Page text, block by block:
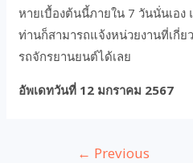
หายเบื้องต้นนี้ภายใน 7 วันนั่นเอ
ท่านก็สามารถแจ้งหน่วยงานที่เกี่ย
รถจักรยานยนต์ได้เลย
อัพเดทวันที่ 12 มกราคม 2567
← Previous